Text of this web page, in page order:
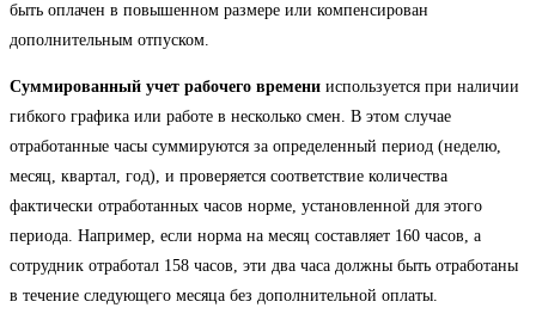
быть оплачен в повышенном размере или компенсирован
дополнительным отпуском.
Суммированный учет рабочего времени используется при наличии
гибкого графика или работе в несколько смен. В этом случае
отработанные часы суммируются за определенный период (неделю,
месяц, квартал, год), и проверяется соответствие количества
фактически отработанных часов норме, установленной для этого
периода. Например, если норма на месяц составляет 160 часов, а
сотрудник отработал 158 часов, эти два часа должны быть отработаны
в течение следующего месяца без дополнительной оплаты.